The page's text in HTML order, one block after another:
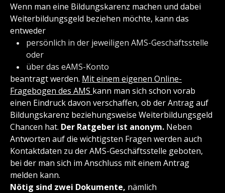
Wenn man eine Bildungskarenz machen und dabei
Weiterbildungsgeld beziehen möchte, kann das
entweder
persönlich in der jeweiligen AMS-Geschäftsstelle
oder
über das eAMS-Konto
beantragt werden. Mit einem eigenen Online-
Fragebogen des AMS kann man sich schon vorab
einen Eindruck davon verschaffen, ob der Antrag auf
Bildungskarenz beziehungsweise Weiterbildungsgeld
Chancen hat. Der Ratgeber ist anonym. Neben
Antworten auf die wichtigsten Fragen werden auch
Kontaktdaten zu der AMS-Geschäftsstelle geboten,
bei der man sich im Anschluss mit einem Antrag
melden kann.
Nötig sind zwei Dokumente, nämlich